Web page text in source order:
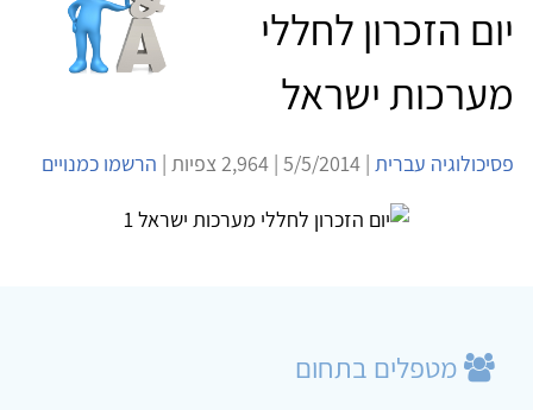
יום הזכרון לחללי
מערכות ישראל
פסיכולוגיה עברית | 5/5/2014 | 2,964 צפיות | הרשמו כמנויים
מטפלים בתחום